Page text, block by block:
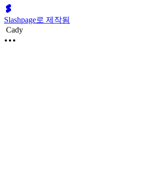
Slashpage로 제작됨
Cady